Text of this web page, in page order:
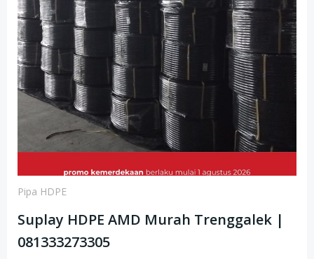
Pipa HDPE
Suplay HDPE AMD Murah Trenggalek |
081333273305